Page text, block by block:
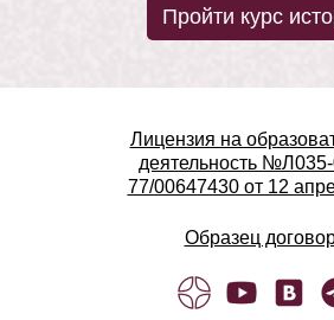
Пройти курс
Лицензия на
деятельность
77/00647430 от 12
Образец